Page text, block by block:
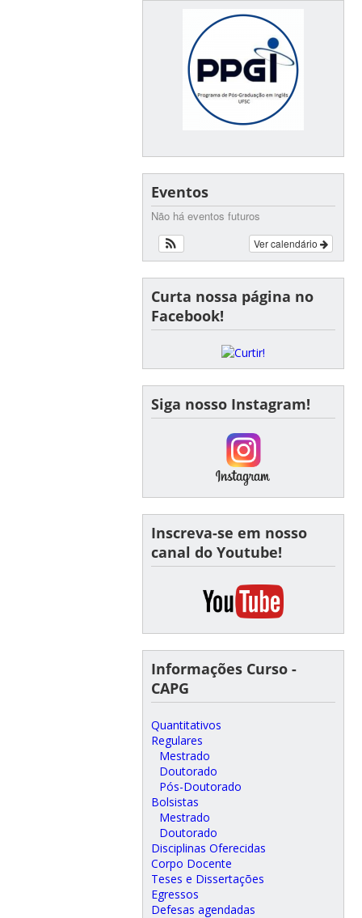
Eventos
Não há eventos futuros
Ver calendário
Curta nossa página no
Facebook!
Siga nosso Instagram!
Inscreva-se em nosso
canal do Youtube!
Informações Curso -
CAPG
Quantitativos
Regulares
Mestrado
Doutorado
Pós-Doutorado
Bolsistas
Mestrado
Doutorado
Disciplinas Oferecidas
Corpo Docente
Teses e Dissertações
Egressos
Defesas agendadas